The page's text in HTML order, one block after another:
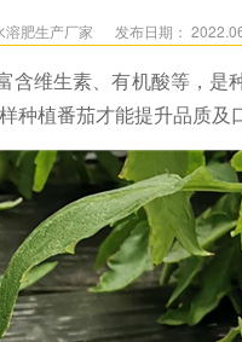
溶肥生产厂家 发布日期：
含维生素、有机酸等，是
种植番茄才能提升品质